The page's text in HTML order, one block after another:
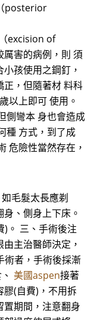
posterior
excision of
害的病例，則 須
孩使用之鋼釘，
正，但隨著材 料科
以上即可 使用。
側彎本 身也會造成
種 方式，到了成
危險性當然存在，
毛髮太長應剃
、側身上下床。
)。 三、手術後注
主治醫師決定，
術者，手術後採漸
美國aspen接著
(自費)，不用拆
期間，注意翻身